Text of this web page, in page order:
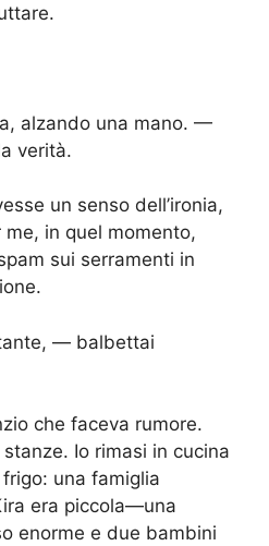
alzando una mano. —
verità.
un senso dell’ironia,
in quel momento,
sui serramenti in
— balbettai
che faceva rumore.
Io rimasi in cucina
una famiglia
era piccola—una
enorme e due bambini